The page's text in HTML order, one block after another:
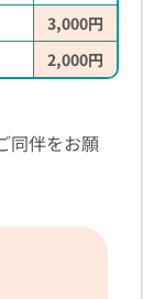
3,000円
2,000円
同伴をお願